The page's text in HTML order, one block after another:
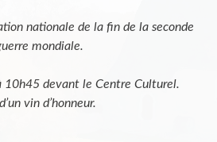
de la fin de la seconde
mondiale.
10h45 devant le Centre Culturel.
vin d’honneur.